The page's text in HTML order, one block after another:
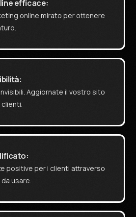
efficace:
online mirato per ottenere
Aggiornate il vostro sito
positive per i clienti attraverso
usare.